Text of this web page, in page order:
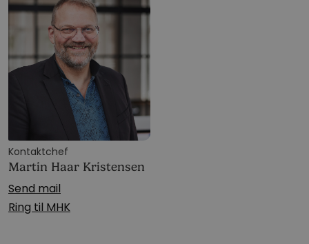
Kontaktchef
Martin Haar Kristensen
Send mail
Ring til MHK